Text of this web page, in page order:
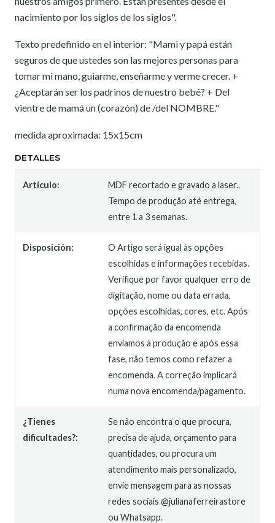
nacimiento por los siglos de los siglos".
Texto predefinido en el interior: "Mami y papá están
seguros de que ustedes son las mejores personas para
tomar mi mano, guiarme, enseñarme y verme crecer. +
¿Aceptarán ser los padrinos de nuestro bebé? + Del
vientre de mamá un (corazón) de /del NOMBRE."
medida aproximada: 15x15cm
DETALLES
Artículo:
MDF recortado e gravado a laser..
Tempo de produção até entrega,
entre 1 a 3 semanas.
Disposición:
O Artigo será igual às opções
escolhidas e informações recebidas.
Verifique por favor qualquer erro de
digitação, nome ou data errada,
opções escolhidas, cores, etc. Após
a confirmação da encomenda
enviamos à produção e após essa
fase, não temos como refazer a
encomenda. A correção implicará
numa nova encomenda/pagamento.
¿Tienes
dificultades?:
Se não encontra o que procura,
precisa de ajuda, orçamento para
quantidades, ou procura um
atendimento mais personalizado,
envie mensagem para as nossas
redes sociais @julianaferreirastore
ou Whatsapp.